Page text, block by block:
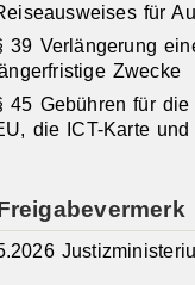
für
39 Verlängerung
Zwecke
45 Gebühren für
die ICT-Karte